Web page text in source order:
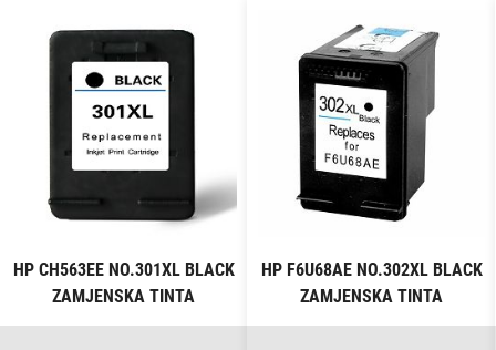
HP CH563EE NO.301XL BLACK
ZAMJENSKA TINTA
HP F6U68AE NO.302XL BLACK
ZAMJENSKA TINTA